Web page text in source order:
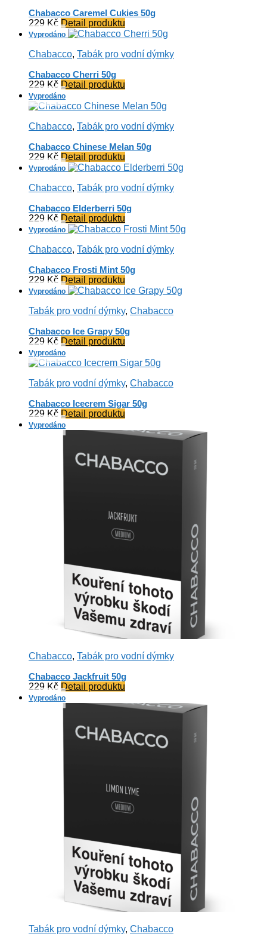
Chabacco Caremel Cukies 50g
229 Kč Detail produktu
Chabacco, Tabák pro vodní dýmky
Chabacco Cherri 50g
229 Kč Detail produktu
Chabacco, Tabák pro vodní dýmky
Chabacco Chinese Melan 50g
229 Kč Detail produktu
Chabacco, Tabák pro vodní dýmky
Chabacco Elderberri 50g
229 Kč Detail produktu
Chabacco, Tabák pro vodní dýmky
Chabacco Frosti Mint 50g
229 Kč Detail produktu
Tabák pro vodní dýmky, Chabacco
Chabacco Ice Grapy 50g
229 Kč Detail produktu
Tabák pro vodní dýmky, Chabacco
Chabacco Icecrem Sigar 50g
229 Kč Detail produktu
Chabacco, Tabák pro vodní dýmky
Chabacco Jackfruit 50g
229 Kč Detail produktu
Tabák pro vodní dýmky, Chabacco